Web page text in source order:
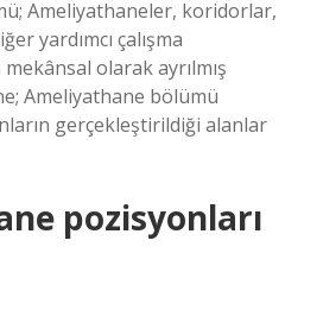
Ameliyathaneler, koridorlar,
yardımcı çalışma
olarak ayrılmış
Ameliyathane bölümü
gerçekleştirildiği alanlar
pozisyonları